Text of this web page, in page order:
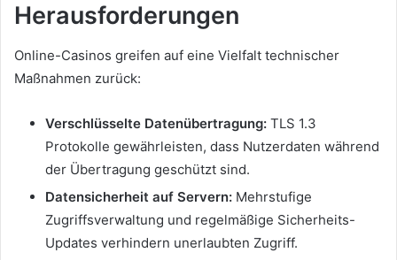
Herausforderungen
Online-Casinos greifen auf eine Vielfalt technischer
Maßnahmen zurück:
Verschlüsselte Datenübertragung: TLS 1.3
Protokolle gewährleisten, dass Nutzerdaten während
der Übertragung geschützt sind.
Datensicherheit auf Servern: Mehrstufige
Zugriffsverwaltung und regelmäßige Sicherheits-
Updates verhindern unerlaubten Zugriff.